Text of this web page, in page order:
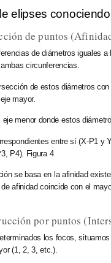
elipses
de puntos
de diámetros iguales
circunferencias.
de estos diámetros
mayor.
menor donde estos
entre sí (X-P1 y
P4). Figura 4
se basa en la afinidad
afinidad coincide con el
por puntos
los focos,
(1, 2, 3, etc.).